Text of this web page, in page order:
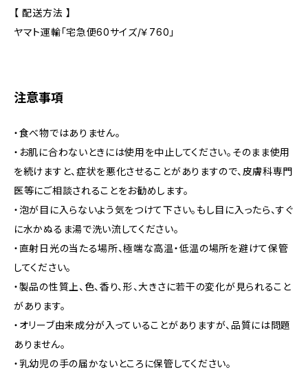
【 配送方法 】
ヤマト運輸「宅急便60サイズ/￥760」
注意事項
・食べ物ではありません。
・お肌に合わないときには使用を中止してください。そのまま使用
を続けますと、症状を悪化させることがありますので、皮膚科専門
医等にご相談されることをお勧めします。
・泡が目に入らないよう気をつけて下さい。もし目に入ったら、すぐ
に水かぬるま湯で洗い流してください。
・直射日光の当たる場所、極端な高温・低温の場所を避けて保管
してください。
・製品の性質上、色、香り、形、大きさに若干の変化が見られること
があります。
・オリーブ由来成分が入っていることがありますが、品質には問題
ありません。
・乳幼児の手の届かないところに保管してください。